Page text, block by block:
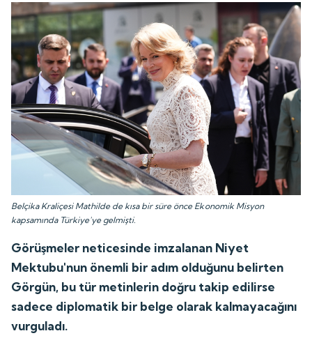
Belçika Kraliçesi Mathilde de kısa bir süre önce Ekonomik Misyon
kapsamında Türkiye'ye gelmişti.
Görüşmeler neticesinde imzalanan Niyet
Mektubu'nun önemli bir adım olduğunu belirten
Görgün, bu tür metinlerin doğru takip edilirse
sadece diplomatik bir belge olarak kalmayacağını
vurguladı.